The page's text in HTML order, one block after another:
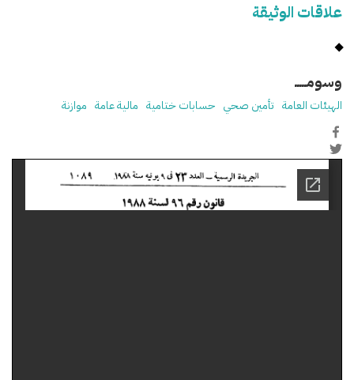
علاقات الوثيقة
وسومـــــ
الهيئات العامة تأمين صحي حسابات ختامية مالية عامة موازنة